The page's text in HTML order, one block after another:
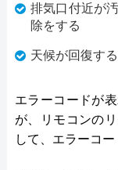
排気口付近が
除をする
天候が回復す
エラーコードが
が、リモコンの
して、エラーコ